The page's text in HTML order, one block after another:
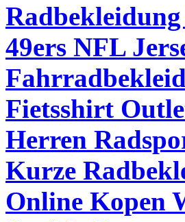
Radbekleidung
49ers NFL
Fietsshirt
Herren
Kurze
Online Kopen